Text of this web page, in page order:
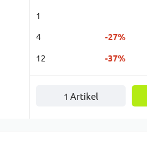
1
4 -27%
12 -37%
1 Artikel